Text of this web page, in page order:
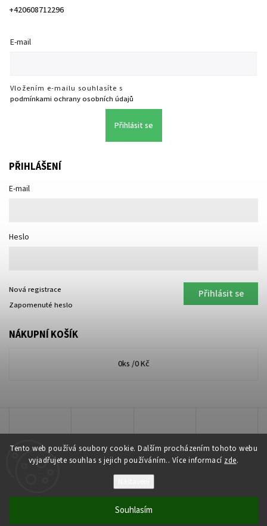
Tento web používá soubory cookie. Dalším procházením tohoto webu
vyjadřujete souhlas s jejich používáním.. Více informací zde.
Souhlasím
+420608712296
E-mail
Vložením e-mailu souhlasíte s
podmínkami ochrany osobních údajů
Přihlásit se
PŘIHLÁŠENÍ
E-mail
Heslo
Přihlásit se
Nová registrace
Zapomenuté heslo
NÁKUPNÍ KOŠÍK
0ks /0 Kč
Lakkis Toner. Všechna práva vyhrazena.